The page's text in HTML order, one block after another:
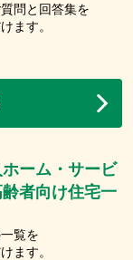
問と回答集を
ます。
ーム・サービ
者向け住宅一
覧を
ます。